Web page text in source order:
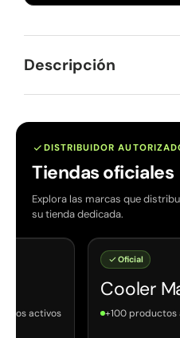
Descripción
DISTRIBUIDOR
Tiendas oficiales
Explora las marcas que
su tienda dedicada.
Cooler Master
+100 productos activos